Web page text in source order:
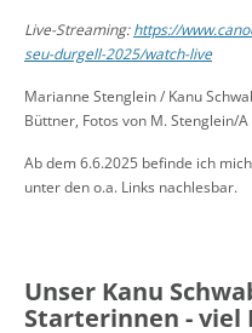
Live-Streaming:https://
seu-durgell-2025/watch-live
Marianne Stenglein / Kanu
Büttner, Fotos von M. Stenglein/A
Ab dem 6.6.2025 befinde ich
unter den o.a. Links nachlesbar.
Unser Kanu
Starterinnen - viel